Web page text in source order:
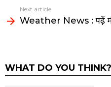
Next article
Weather News : पढ़ें
WHAT DO YOU THINK?